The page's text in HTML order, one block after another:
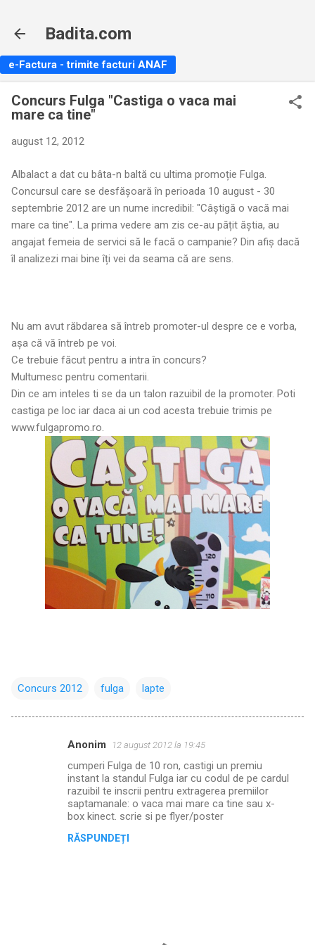
Badita.com
e-Factura - trimite facturi ANAF
Concurs Fulga "Castiga o vaca mai
mare ca tine"
august 12, 2012
Albalact a dat cu bâta-n baltă cu ultima promoție Fulga.
Concursul care se desfășoară în perioada 10 august - 30
septembrie 2012 are un nume incredibil: "Câștigă o vacă mai
mare ca tine". La prima vedere am zis ce-au pățit ăștia, au
angajat femeia de servici să le facă o campanie? Din afiș dacă
îl analizezi mai bine îți vei da seama că are sens.
Nu am avut răbdarea să întreb promoter-ul despre ce e vorba,
așa că vă întreb pe voi.
Ce trebuie făcut pentru a intra în concurs?
Multumesc pentru comentarii.
Din ce am inteles ti se da un talon razuibil de la promoter. Poti
castiga pe loc iar daca ai un cod acesta trebuie trimis pe
www.fulgapromo.ro.
Concurs 2012 fulga lapte
Anonim 12 august 2012 la 19:45
cumperi Fulga de 10 ron, castigi un premiu
instant la standul Fulga iar cu codul de pe cardul
razuibil te inscrii pentru extragerea premiilor
saptamanale: o vaca mai mare ca tine sau x-
box kinect. scrie si pe flyer/poster
RĂSPUNDEȚI